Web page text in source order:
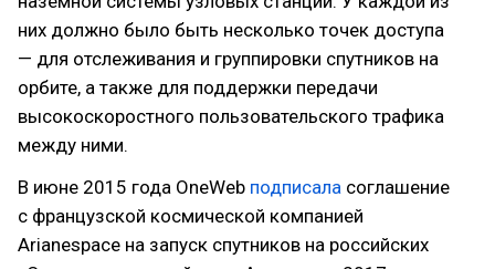
них должно было быть несколько точек доступа
— для отслеживания и группировки спутников на
орбите, а также для поддержки передачи
высокоскоростного пользовательского трафика
между ними.
В июне 2015 года OneWeb подписала соглашение
с французской космической компанией
Arianespace на запуск спутников на российских